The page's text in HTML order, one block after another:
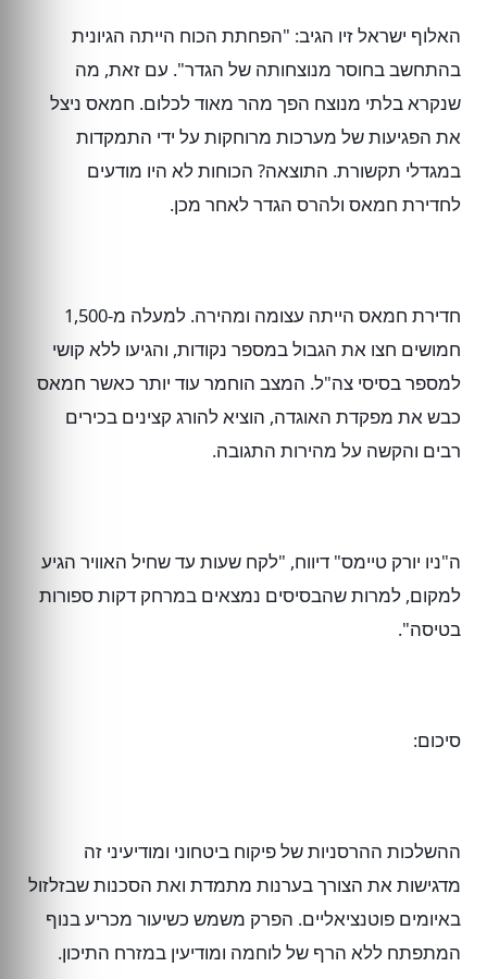
האלוף ישראל זיו הגיב: "הפחתת הכוח הייתה הגיונית
בהתחשב בחוסר מנוצחותה של הגדר". עם זאת, מה
שנקרא בלתי מנוצח הפך מהר מאוד לכלום. חמאס ניצל
את הפגיעות של מערכות מרוחקות על ידי התמקדות
במגדלי תקשורת. התוצאה? הכוחות לא היו מודעים
לחדירת חמאס ולהרס הגדר לאחר מכן.
חדירת חמאס הייתה עצומה ומהירה. למעלה מ-1,500
חמושים חצו את הגבול במספר נקודות, והגיעו ללא קושי
למספר בסיסי צה"ל. המצב הוחמר עוד יותר כאשר חמאס
כבש את מפקדת האוגדה, הוציא להורג קצינים בכירים
רבים והקשה על מהירות התגובה.
ה"ניו יורק טיימס" דיווח, "לקח שעות עד שחיל האוויר הגיע
למקום, למרות שהבסיסים נמצאים במרחק דקות ספורות
בטיסה".
סיכום:
ההשלכות ההרסניות של פיקוח ביטחוני ומודיעיני זה
מדגישות את הצורך בערנות מתמדת ואת הסכנות שבזלזול
באיומים פוטנציאליים. הפרק משמש כשיעור מכריע בנוף
המתפתח ללא הרף של לוחמה ומודיעין במזרח התיכון.